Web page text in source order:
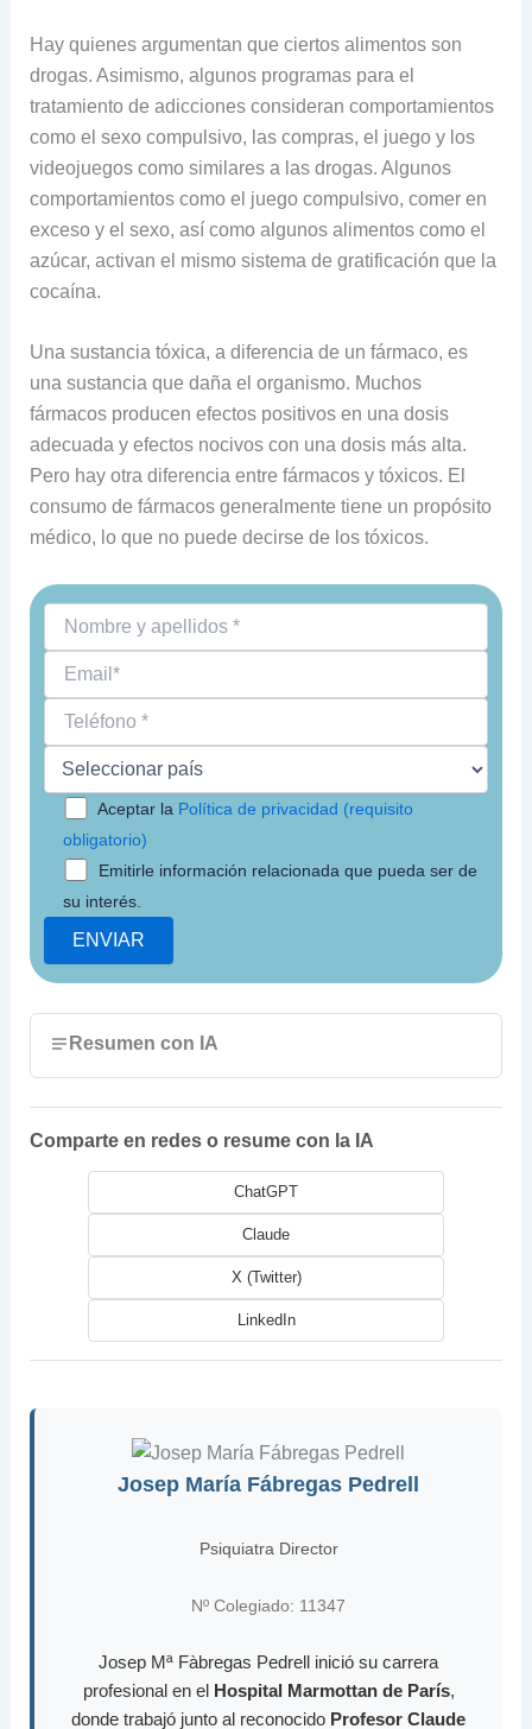
Hay quienes argumentan que ciertos alimentos son
drogas. Asimismo, algunos programas para el
tratamiento de adicciones consideran comportamientos
como el sexo compulsivo, las compras, el juego y los
videojuegos como similares a las drogas. Algunos
comportamientos como el juego compulsivo, comer en
exceso y el sexo, así como algunos alimentos como el
azúcar, activan el mismo sistema de gratificación que la
cocaína.
Una sustancia tóxica, a diferencia de un fármaco, es
una sustancia que daña el organismo. Muchos
fármacos producen efectos positivos en una dosis
adecuada y efectos nocivos con una dosis más alta.
Pero hay otra diferencia entre fármacos y tóxicos. El
consumo de fármacos generalmente tiene un propósito
médico, lo que no puede decirse de los tóxicos.
Aceptar la Política de privacidad (requisito
obligatorio)
Emitirle información relacionada que pueda ser de
su interés.
Resumen con IA
Comparte en redes o resume con la IA
ChatGPT
Claude
X (Twitter)
LinkedIn
Josep María Fábregas Pedrell
Psiquiatra Director
Nº Colegiado: 11347
Josep Mª Fàbregas Pedrell inició su carrera
profesional en el Hospital Marmottan de París,
donde trabajó junto al reconocido Profesor Claude